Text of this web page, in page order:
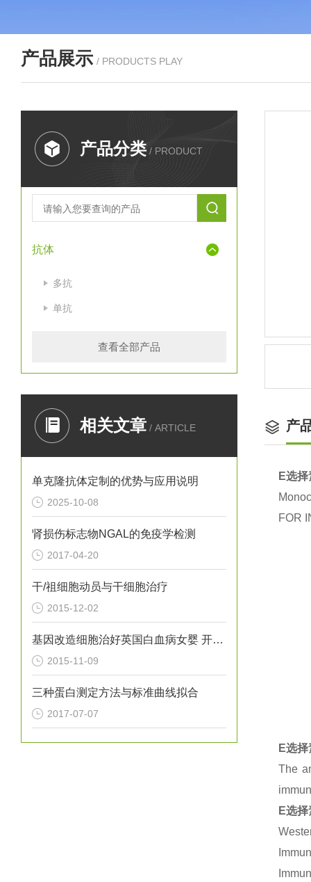
产品展示 / PRODUCTS PLAY
产品分类 / PRODUCT
抗体
多抗
单抗
查看全部产品
相关文章 / ARTICLE
单克隆抗体定制的优势与应用说明
2025-10-08
肾损伤标志物NGAL的免疫学检测
2017-04-20
干/祖细胞动员与干细胞治疗
2015-12-02
基因改造细胞治好英国白血病女婴 开创*
2015-11-09
三种蛋白测定方法与标准曲线拟合
2017-07-07
产
E选
FOR
E选
The
E选